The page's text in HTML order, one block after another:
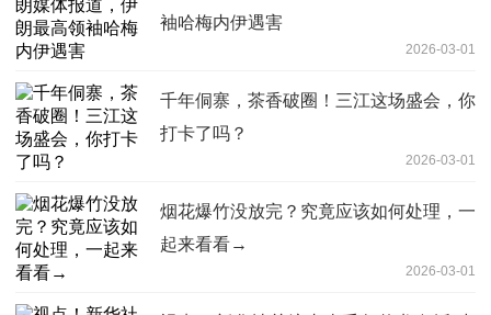
袖哈梅内伊遇害
2026-03-01
千年侗寨，茶香破圈！三江这场盛会，你
打卡了吗？
2026-03-01
烟花爆竹没放完？究竟应该如何处理，一
起来看看→
2026-03-01